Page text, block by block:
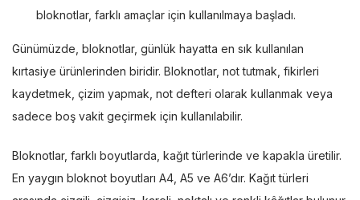
bloknotlar, farklı amaçlar için kullanılmaya başladı.
Günümüzde, bloknotlar, günlük hayatta en sık kullanılan
kırtasiye ürünlerinden biridir. Bloknotlar, not tutmak, fikirleri
kaydetmek, çizim yapmak, not defteri olarak kullanmak veya
sadece boş vakit geçirmek için kullanılabilir.
Bloknotlar, farklı boyutlarda, kağıt türlerinde ve kapakla üretilir.
En yaygın bloknot boyutları A4, A5 ve A6’dır. Kağıt türleri